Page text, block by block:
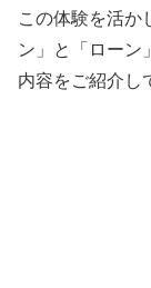
この体験を活か
ン」と「ローン
内容をご紹介し